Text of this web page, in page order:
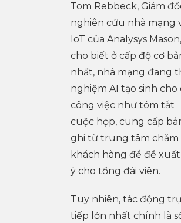
Tom Rebbeck, Giám
nghiên cứu nhà mạng
IoT của Analysys Mason,
cho biết ở cấp độ cơ
nhất, nhà mạng đang
nghiệm AI tạo sinh cho
công việc như tóm tắt
cuộc họp, cung cấp
ghi từ trung tâm chăm
khách hàng để đề
ý cho tổng đài viên.
Tuy nhiên, tác động
tiếp lớn nhất chính là